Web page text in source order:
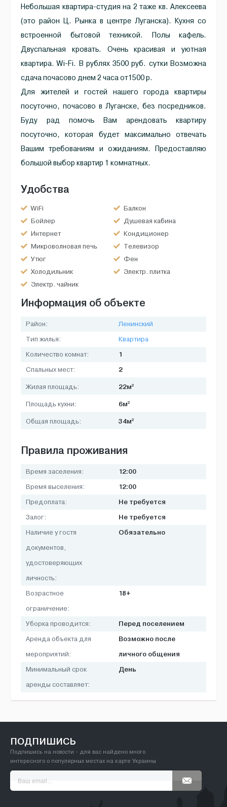
Небольшая квартира-студия на 2 таже кв. Алексеева
(это район Ц. Рынка в центре Луганска). Кухня со
встроенной бытовой техникой. Полы кафель.
Двуспальная кровать. Очень красивая и уютная
квартира. Wi-Fi. В рублях 3500 руб. сутки Возможна
сдача почасово днем 2 часа от1500 р.
Для жителей и гостей нашего города квартиры
посуточно, почасово в Луганске, без посредников.
Буду рад помочь Вам арендовать квартиру
посуточно, которая будет максимально отвечать
Вашим требованиям и ожиданиям. Предоставляю
большой выбор квартир 1 комнатных.
Удобства
WiFi
Балкон
Бойлер
Душевая кабина
Интернет
Кондиционер
Микроволновая печь
Телевизор
Утюг
Фен
Холодильник
Электр. плитка
Электр. чайник
Информация об объекте
Район:
Ленинский
Тип жилья:
Квартира
Количество комнат:
1
Спальных мест: 2
Жилая площадь: 22м2
Площадь кухни: 6м2
Общая площадь: 34м2
Правила проживания
Время заселения: 12:00
Время выселения: 12:00
Предоплата: Не требуется
Залог: Не требуется
Наличие у гостя
документов,
удостоверяющих
личность:
Обязательно
Возрастное
ограничение:
18+
Уборка проводится: Перед поселением
Аренда объекта для
мероприятий:
Возможно после
личного общения
Минимальный срок
аренды составляет:
День
ПОДПИШИСЬ
Подпишись на новости - для вас найдено много
интересного о популярных местах на карте Украины